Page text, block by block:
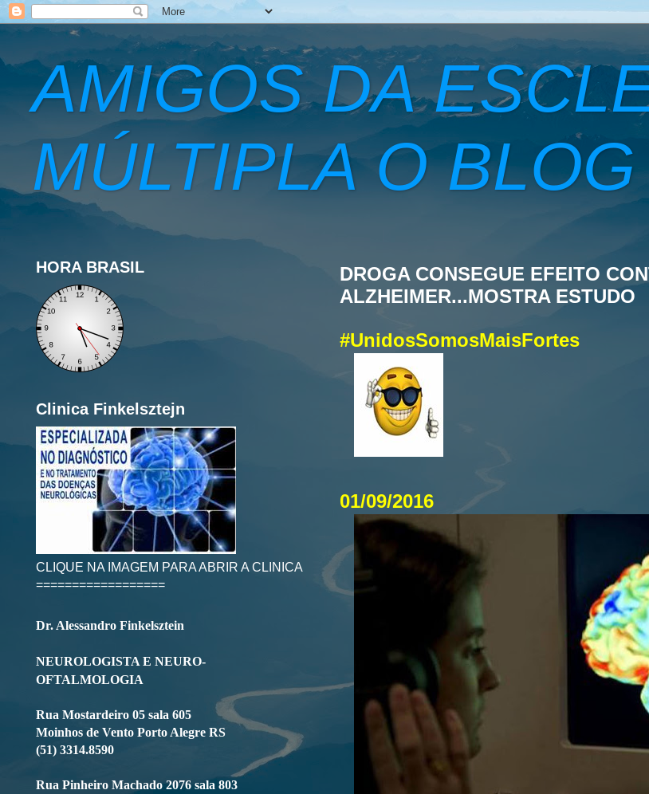
AMIGOS DA
MÚLTIPLA O BLOG
DROGA CONSEGUE EFEITO
ALZHEIMER...MOSTRA ESTUDO
#UnidosSomosMaisFortes
01/09/2016
HORA BRASIL
Clinica Finkelsztejn
CLIQUE NA IMAGEM PARA ABRIR A CLINICA
==================
Dr. Alessandro Finkelsztein
NEUROLOGISTA E NEURO-
OFTALMOLOGIA
Rua Mostardeiro 05 sala 605
Moinhos de Vento Porto Alegre RS
(51) 3314.8590
Rua Pinheiro Machado 2076 sala 803